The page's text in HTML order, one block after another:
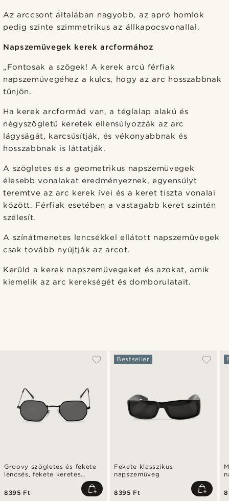
Az arccsont általában nagyobb, az apró homlok
pedig szinte szimmetrikus az állkapocsvonallal.
Napszemüvegek kerek arcformához
„Fontosak a szögek! A kerek arcú férfiak
napszemüvegéhez a kulcs, hogy az arc hosszabbnak
tűnjön.
Ha kerek arcformád van, a téglalap alakú és
négyszögletű keretek ellensúlyozzák az arc
lágyságát, karcsúsítják, és vékonyabbnak és
hosszabbnak is láttatják.
A szögletes és a geometrikus napszemüvegek
élesebb vonalakat eredményeznek, egyensúlyt
teremtve az arc kerek ívei és a keret tiszta vonalai
között. Férfiak esetében a vastagabb keret szintén
szélesít.
A színátmenetes lencsékkel ellátott napszemüvegek
csak tovább nyújtják az arcot.
Kerüld a kerek napszemüvegeket és azokat, amik
kiemelik az arc kerekségét és domborulatait.
Groovy szögletes és fekete
lencsés, fekete keretes
8395 Ft
Fekete klasszikus
napszemüveg
Bestseller
8395 Ft